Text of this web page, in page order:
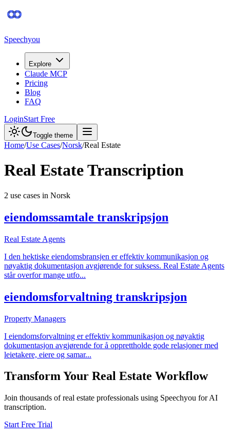
Speechyou
Explore
Claude MCP
Pricing
Blog
FAQ
LoginStart Free
Toggle theme
Home/Use Cases/Norsk/Real Estate
Real EstateTranscription
2 use cases in Norsk
eiendomssamtale transkripsjon
Real Estate Agents
I den hektiske eiendomsbransjen er effektiv kommunikasjon og
nøyaktig dokumentasjon avgjørende for suksess. Real Estate Agents
står overfor mange utfo...
eiendomsforvaltning transkripsjon
Property Managers
I eiendomsforvaltning er effektiv kommunikasjon og nøyaktig
dokumentasjon avgjørende for å opprettholde gode relasjoner med
leietakere, eiere og samar...
Transform Your Real Estate Workflow
Join thousands ofreal estate professionals using Speechyou for AI
transcription.
Start Free Trial